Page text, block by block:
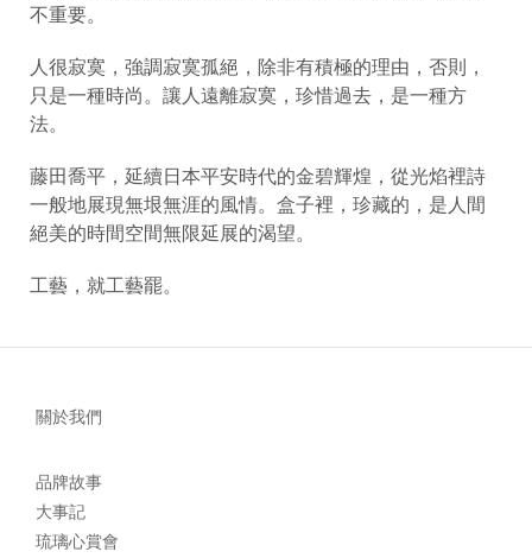
不重要。
人很寂寞，強調寂寞孤絕，除非有積極的理由，否則，
只是一種時尚。讓人遠離寂寞，珍惜過去，是一種方
法。
藤田喬平，延續日本平安時代的金碧輝煌，從光焰裡詩
一般地展現無垠無涯的風情。盒子裡，珍藏的，是人間
絕美的時間空間無限延展的渴望。
工藝，就工藝罷。
關於我們
品牌故事
大事記
琉璃心賞會